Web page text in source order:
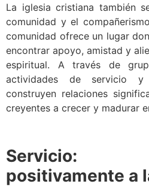
La iglesia cristiana también
comunidad y el
comunidad ofrece un lugar
encontrar apoyo, amistad y
espiritual. A través de
actividades de servicio y
construyen relaciones
creyentes a crecer y madurar
Servicio:
positivamente a